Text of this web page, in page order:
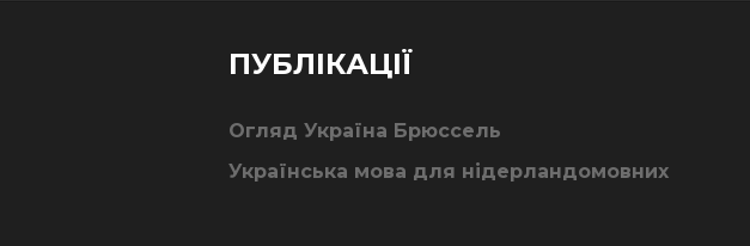
ПУБЛІКАЦІЇ
Огляд Україна Брюссель
Українська мова для нідерландомовних